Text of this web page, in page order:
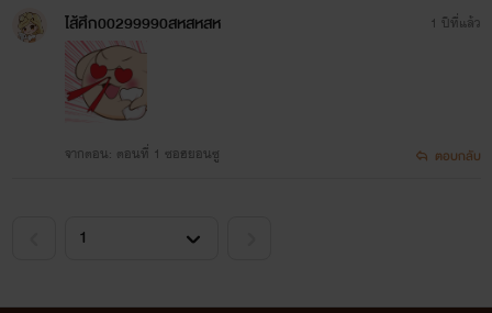
ไส้ศึก00299990สหสหสห
จากตอน: ตอนที่ 1 ซอฮยอนซู
1 ปีที่แล้ว
ตอบกลับ